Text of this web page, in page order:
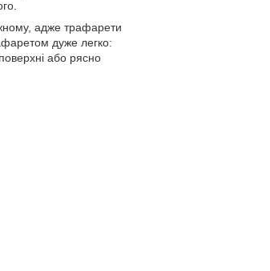
адже трафарети
дуже легко:
або рясно